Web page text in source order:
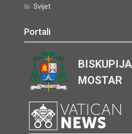
Svijet
Portali
BISKUPIJA
MOSTAR